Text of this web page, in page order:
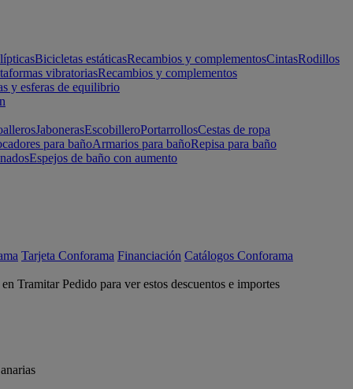
Bicicletas estáticasRecambios y complementosCintasRodillos
vibratoriasRecambios y complementos
y esferas de equilibrio
JabonerasEscobilleroPortarrollosCestas de ropa
para bañoArmarios para bañoRepisa para baño
Espejos de baño con aumento
Tarjeta Conforama Financiación Catálogos Conforama
Tramitar Pedido para ver estos descuentos e importes